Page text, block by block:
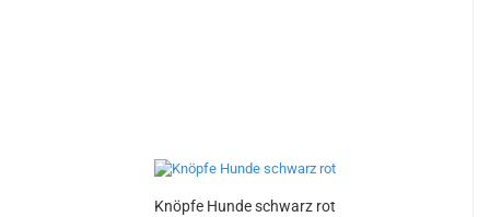
Knöpfe Hunde schwarz rot